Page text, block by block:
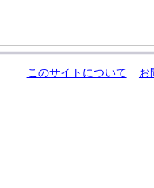
このサイトについて お